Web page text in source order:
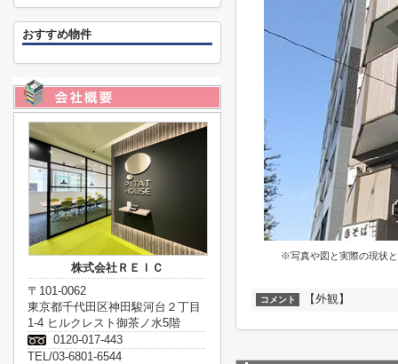
※写真や図と実際の現状
コメント 【外観】
おすすめ物件
株式会社ＲＥＩＣ
〒101-0062
東京都千代田区神田駿河台２丁目
1-4 ヒルクレスト御茶ノ水5階
0120-017-443
TEL/03-6801-6544